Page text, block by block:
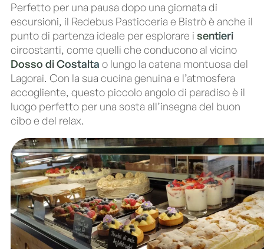
Perfetto per una pausa dopo una giornata di
escursioni, il Redebus Pasticceria e Bistrò è anche il
punto di partenza ideale per esplorare i sentieri
circostanti, come quelli che conducono al vicino
Dosso di Costalta o lungo la catena montuosa del
Lagorai. Con la sua cucina genuina e l’atmosfera
accogliente, questo piccolo angolo di paradiso è il
luogo perfetto per una sosta all’insegna del buon
cibo e del relax.